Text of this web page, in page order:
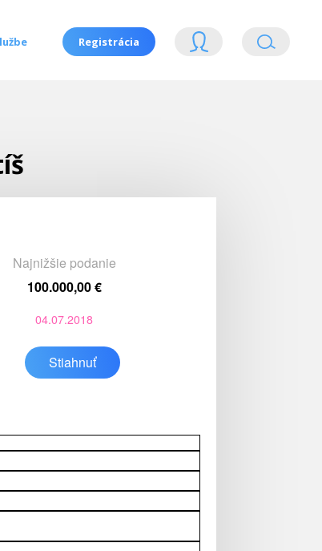
Registrácia
Najnižšie podanie
100.000,00 €
04.07.2018
Stiahnuť